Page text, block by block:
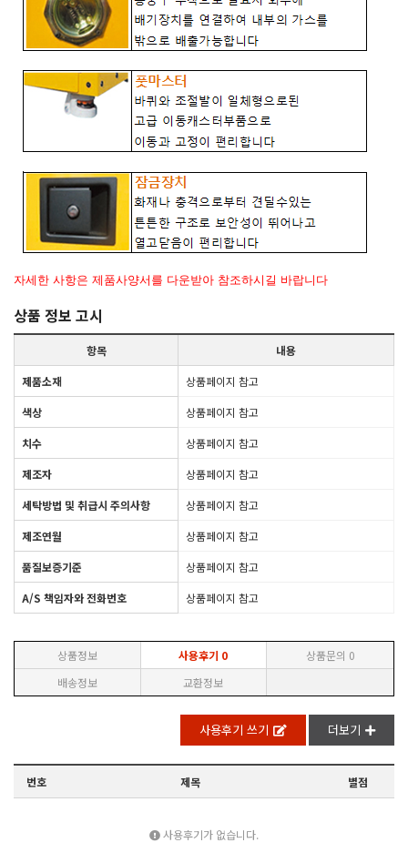
자세한 사항은 제품사양서를 다운받아 참조하시길 바랍니다
상품 정보 고시
항목
내용
제품소재
상품페이지 참고
색상
상품페이지 참고
치수
상품페이지 참고
제조자
상품페이지 참고
세탁방법 및 취급시 주의사항
상품페이지 참고
제조연월
상품페이지 참고
품질보증기준
상품페이지 참고
A/S 책임자와 전화번호
상품페이지 참고
상품정보 사용후기 0 상품문의 0
배송정보
교환정보
사용후기 쓰기 더보기
번호 제목 별점
사용후기가 없습니다.